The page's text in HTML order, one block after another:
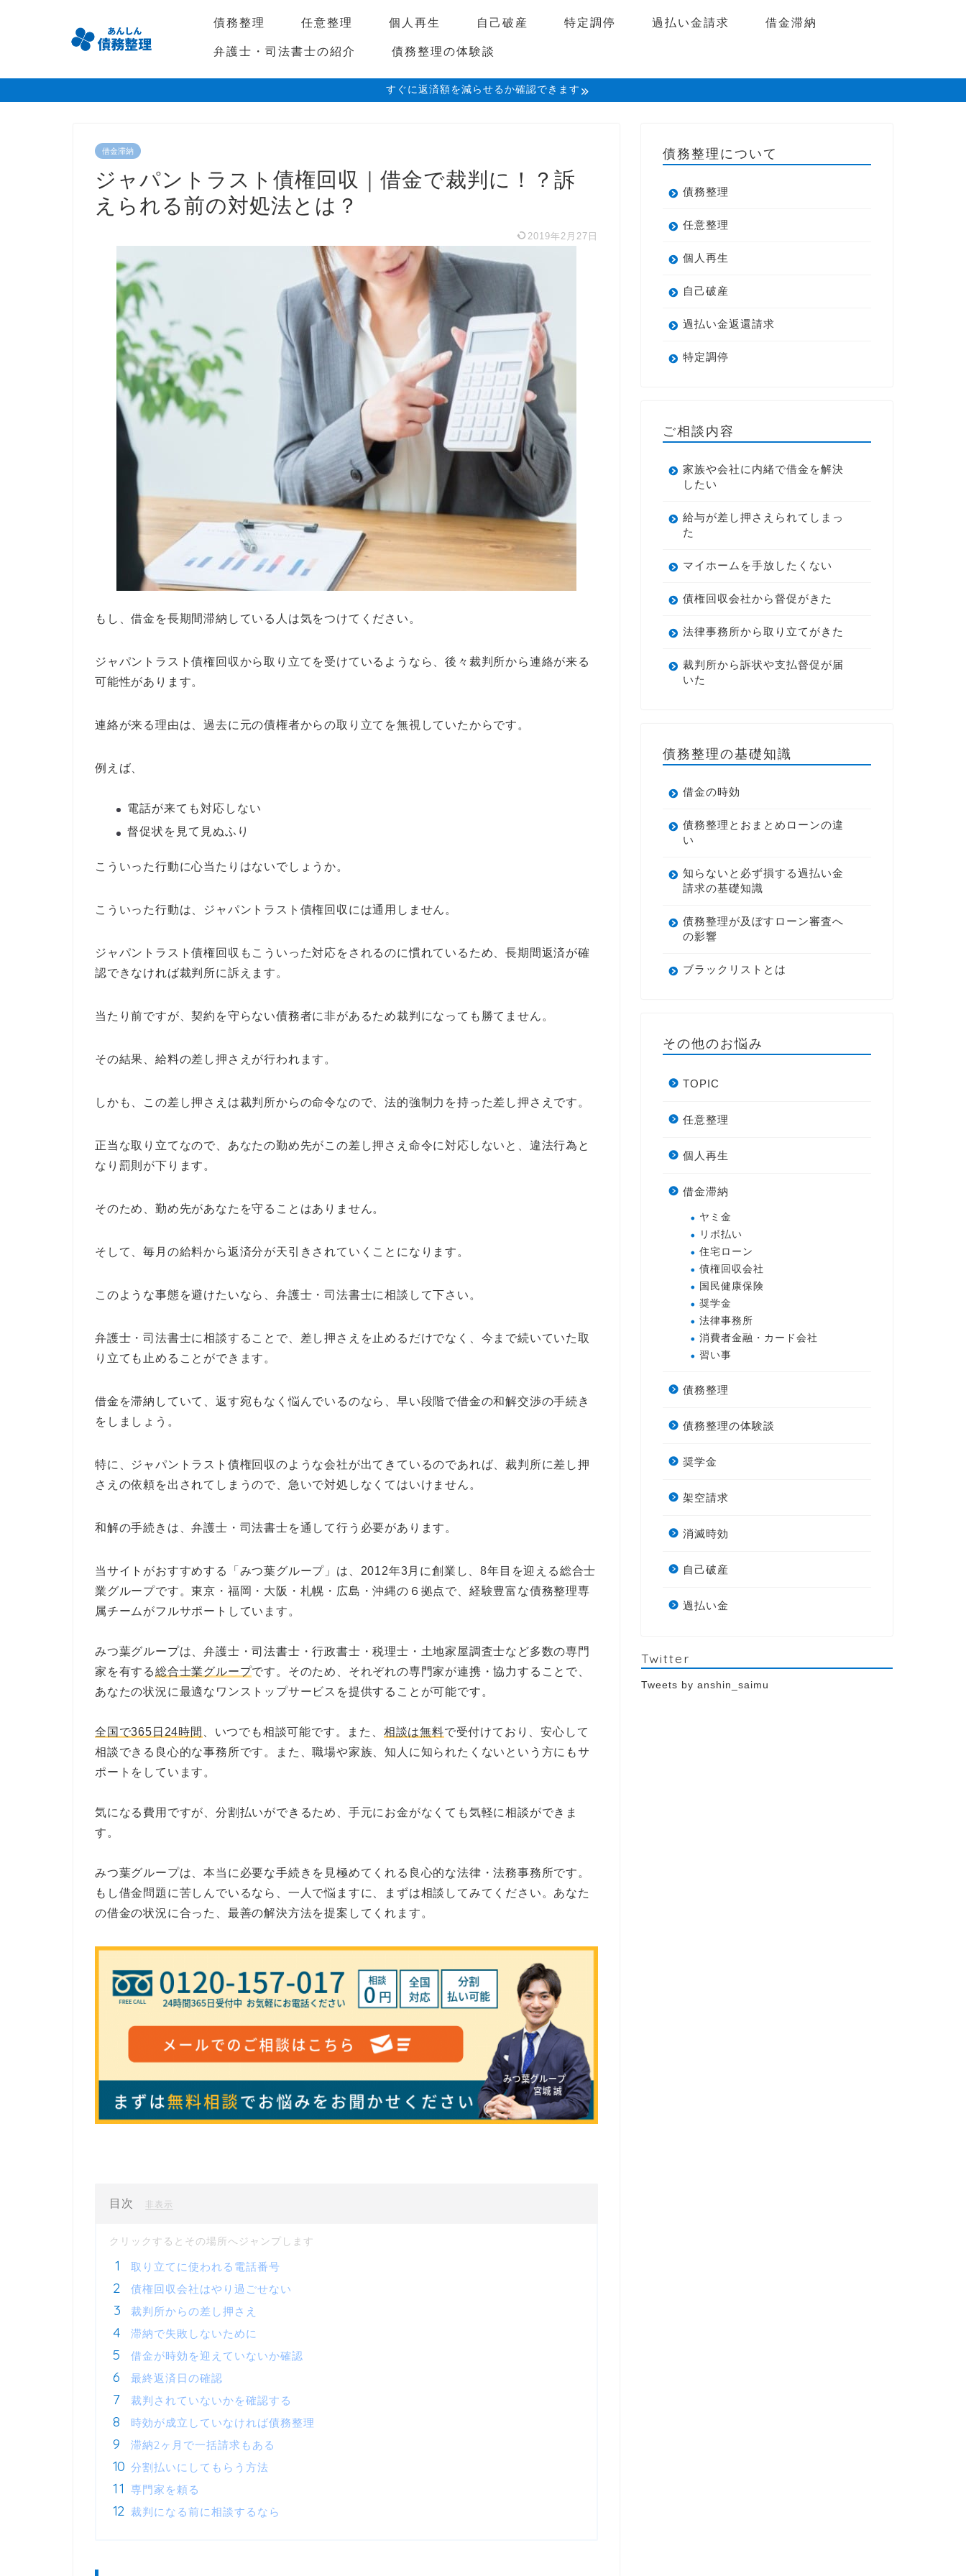
債務整理 任意整理 個人再生 自己破産 特定調停 過払い金請求
借金滞納
弁護士・司法書士の紹介
債務整理の体験談
すぐに返済額を減らせるか確認できます
借金滞納
ジャパントラスト債権回収｜借金で裁判に！？訴
えられる前の対処法とは？
2019年2月27日
もし、借金を長期間滞納している人は気をつけてください。
ジャパントラスト債権回収から取り立てを受けているようなら、後々裁判所から連絡が来る
可能性があります。
連絡が来る理由は、過去に元の債権者からの取り立てを無視していたからです。
例えば、
電話が来ても対応しない
督促状を見て見ぬふり
こういった行動に心当たりはないでしょうか。
こういった行動は、ジャパントラスト債権回収には通用しません。
ジャパントラスト債権回収もこういった対応をされるのに慣れているため、長期間返済が確
認できなければ裁判所に訴えます。
当たり前ですが、契約を守らない債務者に非があるため裁判になっても勝てません。
その結果、給料の差し押さえが行われます。
しかも、この差し押さえは裁判所からの命令なので、法的強制力を持った差し押さえです。
正当な取り立てなので、あなたの勤め先がこの差し押さえ命令に対応しないと、違法行為と
なり罰則が下ります。
そのため、勤め先があなたを守ることはありません。
そして、毎月の給料から返済分が天引きされていくことになります。
このような事態を避けたいなら、弁護士・司法書士に相談して下さい。
弁護士・司法書士に相談することで、差し押さえを止めるだけでなく、今まで続いていた取
り立ても止めることができます。
借金を滞納していて、返す宛もなく悩んでいるのなら、早い段階で借金の和解交渉の手続き
をしましょう。
特に、ジャパントラスト債権回収のような会社が出てきているのであれば、裁判所に差し押
さえの依頼を出されてしまうので、急いで対処しなくてはいけません。
和解の手続きは、弁護士・司法書士を通して行う必要があります。
当サイトがおすすめする「みつ葉グループ」は、2012年3月に創業し、8年目を迎える総合士
業グループです。東京・福岡・大阪・札幌・広島・沖縄の６拠点で、経験豊富な債務整理専
属チームがフルサポートしています。
みつ葉グループは、弁護士・司法書士・行政書士・税理士・土地家屋調査士など多数の専門
家を有する総合士業グループです。そのため、それぞれの専門家が連携・協力することで、
あなたの状況に最適なワンストップサービスを提供することが可能です。
全国で365日24時間 、いつでも相談可能です。また、 相談は無料で受付けており、安心して
相談できる良心的な事務所です。また、職場や家族、知人に知られたくないという方にもサ
ポートをしています。
気になる費用ですが、分割払いができるため、手元にお金がなくても気軽に相談ができま
す。
みつ葉グループは、本当に必要な手続きを見極めてくれる良心的な法律・法務事務所です。
もし借金問題に苦しんでいるなら、一人で悩ますに、まずは相談してみてください。あなた
の借金の状況に合った、最善の解決方法を提案してくれます。
目次 非表示
取り立てに使われる電話番号
債権回収会社はやり過ごせない
裁判所からの差し押さえ
滞納で失敗しないために
借金が時効を迎えていないか確認
最終返済日の確認
裁判されていないかを確認する
時効が成立していなければ債務整理
滞納2ヶ月で一括請求もある
分割払いにしてもらう方法
専門家を頼る
裁判になる前に相談するなら
債務整理について
債務整理
任意整理
個人再生
自己破産
過払い金返還請求
特定調停
ご相談内容
家族や会社に内緒で借金を解決
したい
給与が差し押さえられてしまっ
た
マイホームを手放したくない
債権回収会社から督促がきた
法律事務所から取り立てがきた
裁判所から訴状や支払督促が届
いた
債務整理の基礎知識
借金の時効
債務整理とおまとめローンの違
い
知らないと必ず損する過払い金
請求の基礎知識
債務整理が及ぼすローン審査へ
の影響
ブラックリストとは
その他のお悩み
TOPIC
任意整理
個人再生
借金滞納
ヤミ金
リボ払い
住宅ローン
債権回収会社
国民健康保険
奨学金
法律事務所
消費者金融・カード会社
習い事
債務整理
債務整理の体験談
奨学金
架空請求
消滅時効
自己破産
過払い金
Twitter
Tweets by anshin_saimu